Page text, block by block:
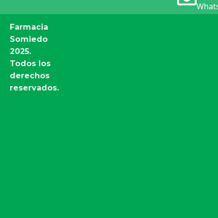
Farmacia
Somiedo
2025.
Todos los
derechos
reservados.